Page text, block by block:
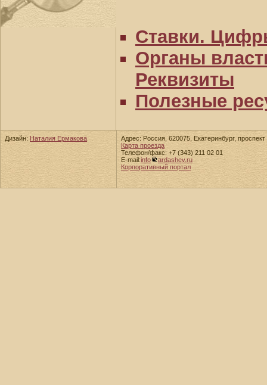
Ставки.
Органы
Реквизиты
Полезные
Дизайн: Наталия Ермакова
Адрес: Россия, 620075, Екатеринбург,
Карта проезда
Телефон/факс: +7 (343) 211 02 01
E-mail:info
ardashev.ru
Корпоративный портал